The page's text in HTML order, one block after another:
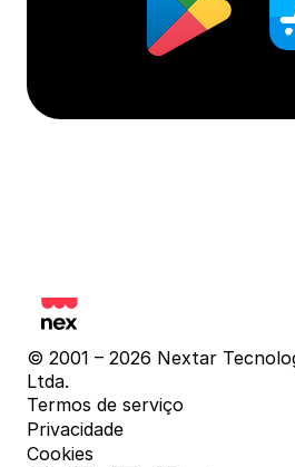
© 2001 – 2026 Nextar
Ltda.
Termos de serviço
Privacidade
Cookies